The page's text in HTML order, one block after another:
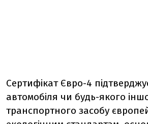
Сертифікат Євро-4
автомобіля чи будь-якого
транспортного засобу